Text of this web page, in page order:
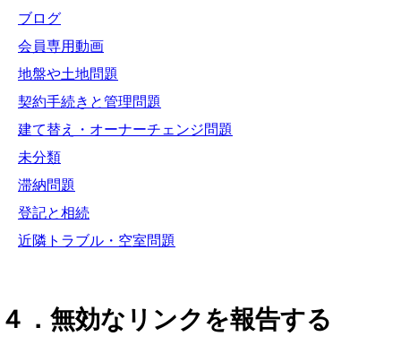
ブログ
会員専用動画
地盤や土地問題
契約手続きと管理問題
建て替え・オーナーチェンジ問題
未分類
滞納問題
登記と相続
近隣トラブル・空室問題
４．無効なリンクを報告する